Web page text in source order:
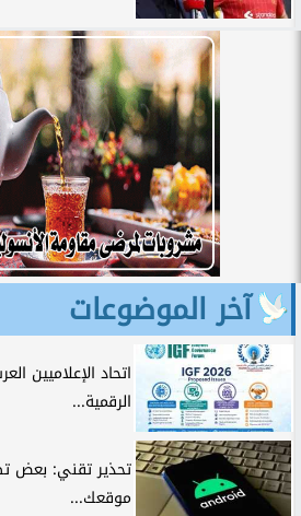
آخر الموضوعات
اتحاد الإعلاميين
الرقمية...
تحذير تقني: بعض
موقعك...